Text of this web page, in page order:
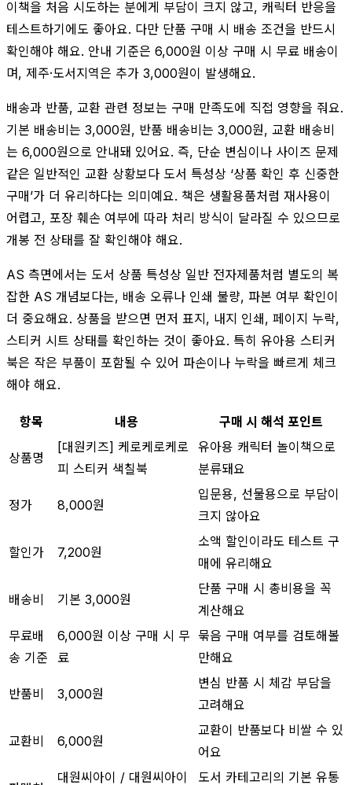
이책을 처음 시도하는 분에게 부담이 크지 않고, 캐릭터 반응을
테스트하기에도 좋아요. 다만 단품 구매 시 배송 조건을 반드시
확인해야 해요. 안내 기준은 6,000원 이상 구매 시 무료 배송이
며, 제주·도서지역은 추가 3,000원이 발생해요.
배송과 반품, 교환 관련 정보는 구매 만족도에 직접 영향을 줘요.
기본 배송비는 3,000원, 반품 배송비는 3,000원, 교환 배송비
는 6,000원으로 안내돼 있어요. 즉, 단순 변심이나 사이즈 문제
같은 일반적인 교환 상황보다 도서 특성상 ‘상품 확인 후 신중한
구매’가 더 유리하다는 의미예요. 책은 생활용품처럼 재사용이
어렵고, 포장 훼손 여부에 따라 처리 방식이 달라질 수 있으므로
개봉 전 상태를 잘 확인해야 해요.
AS 측면에서는 도서 상품 특성상 일반 전자제품처럼 별도의 복
잡한 AS 개념보다는, 배송 오류나 인쇄 불량, 파본 여부 확인이
더 중요해요. 상품을 받으면 먼저 표지, 내지 인쇄, 페이지 누락,
스티커 시트 상태를 확인하는 것이 좋아요. 특히 유아용 스티커
북은 작은 부품이 포함될 수 있어 파손이나 누락을 빠르게 체크
해야 해요.
항목 내용 구매 시 해석 포인트
상품명
[대원키즈] 케로케로케로
피 스티커 색칠북
유아용 캐릭터 놀이책으로
분류돼요
정가 8,000원
입문용, 선물용으로 부담이
크지 않아요
할인가 7,200원
소액 할인이라도 테스트 구
매에 유리해요
배송비 기본 3,000원
단품 구매 시 총비용을 꼭
계산해요
무료배
송 기준
6,000원 이상 구매 시 무
료
묶음 구매 여부를 검토해볼
만해요
반품비 3,000원
변심 반품 시 체감 부담을
고려해요
교환비 6,000원
교환이 반품보다 비쌀 수 있
어요
대원씨아이 / 대원씨아이
도서 카테고리의 기본 유통